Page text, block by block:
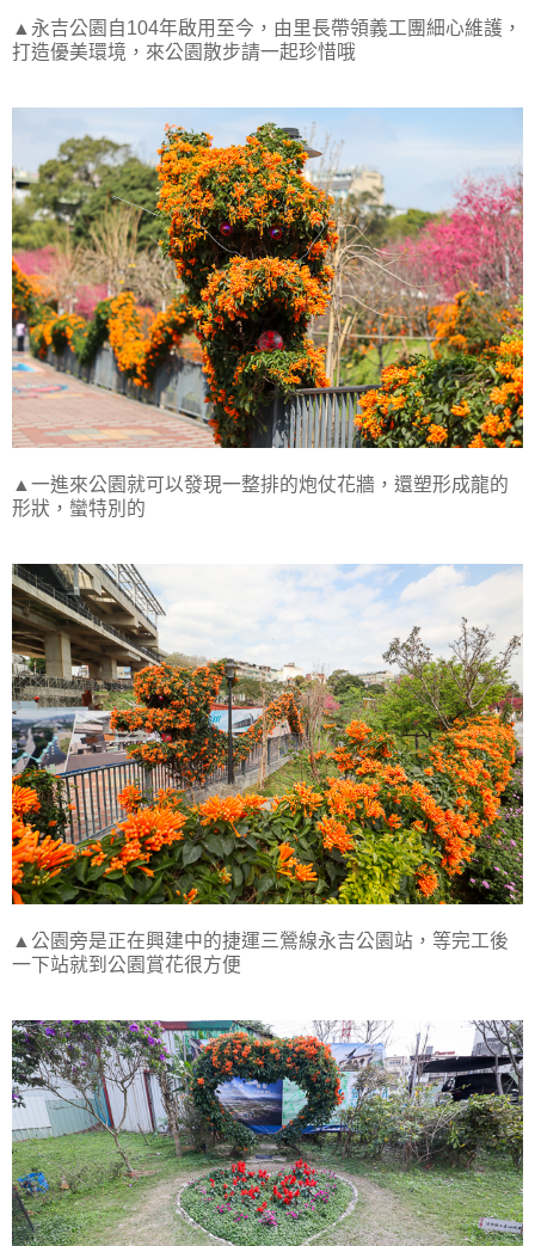
▲永吉公園自104年啟用至今，由里長帶領義工團細心維護，
打造優美環境，來公園散步請一起珍惜哦
▲一進來公園就可以發現一整排的炮仗花牆，還塑形成龍的
形狀，蠻特別的
▲公園旁是正在興建中的捷運三鶯線永吉公園站，等完工後
一下站就到公園賞花很方便